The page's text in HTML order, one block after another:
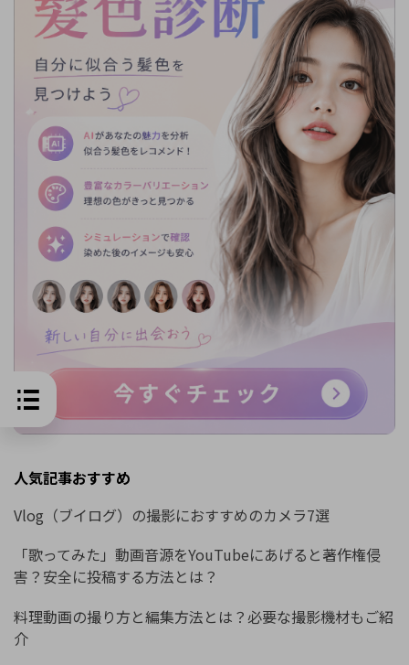
人気記事おすすめ
Vlog（ブイログ）の撮影におすすめのカメラ7選
「歌ってみた」動画音源をYouTubeにあげると著作権侵
害？安全に投稿する方法とは？
料理動画の撮り方と編集方法とは？必要な撮影機材もご紹
介